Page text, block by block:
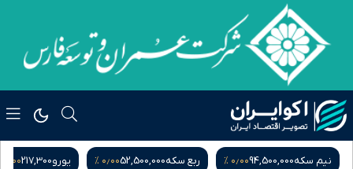
نیم سکه94,500,000۰٫۰۰ % ربع سکه52,500,000۰٫۰۰ % یورو217,300۰٫۰۰ %